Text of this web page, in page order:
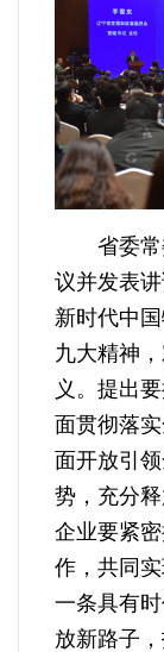
省委常
议并发表
新时代中
九大精神
义。提出
面贯彻落
面开放引
势，充分
企业要紧
作，共同
一条具有
放新路子